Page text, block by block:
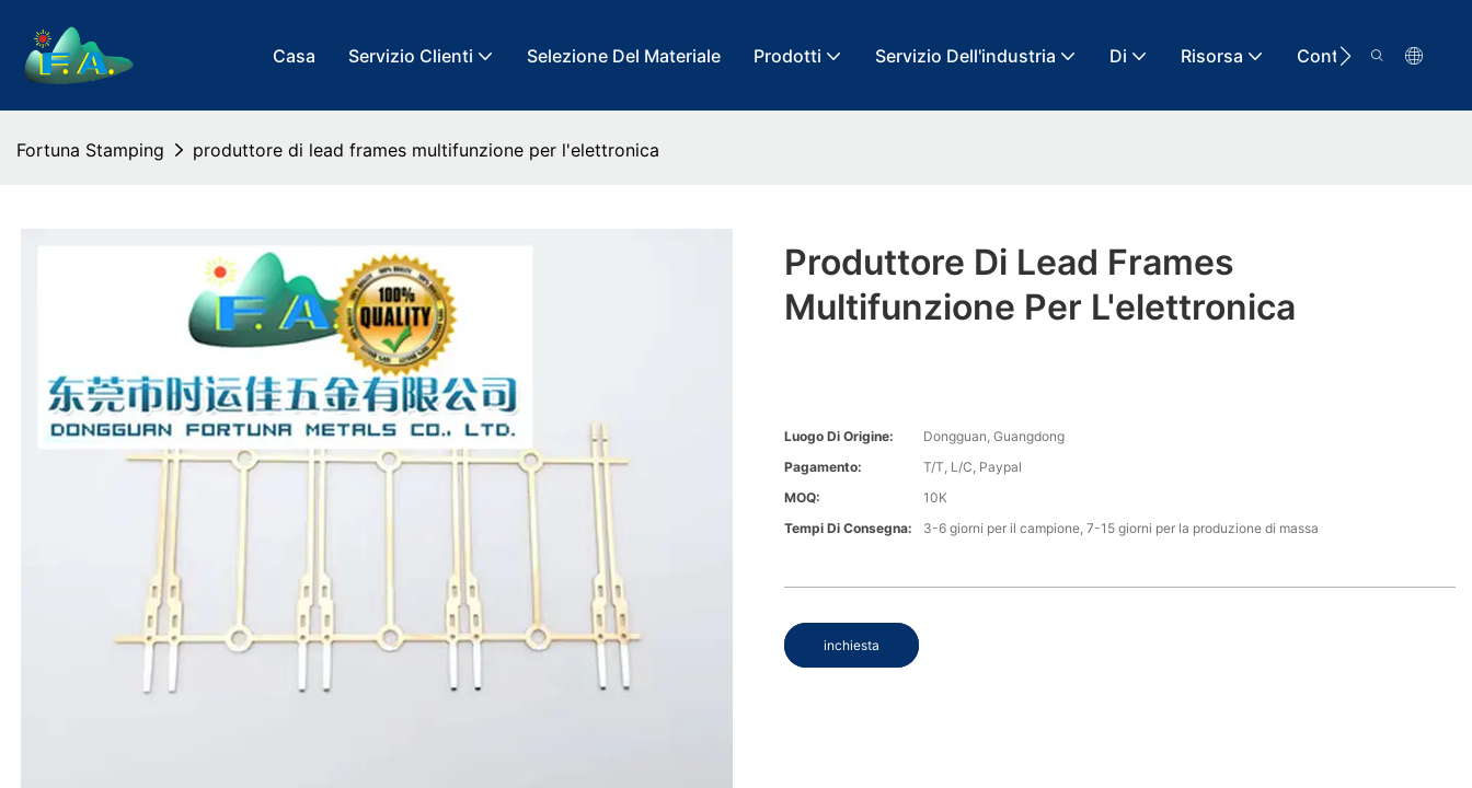
Casa Servizio Clienti Selezione Del Materiale Prodotti Servizio Dell'industria Di Risorsa Contatto
Fortuna Stamping produttore di lead frames multifunzione per l'elettronica
Produttore Di Lead Frames
Multifunzione Per L'elettronica
Luogo Di Origine:
Dongguan, Guangdong
Pagamento:
T/T, L/C, Paypal
MOQ:
10K
Tempi Di Consegna:
3-6 giorni per il campione, 7-15 giorni per la produzione di massa
inchiesta